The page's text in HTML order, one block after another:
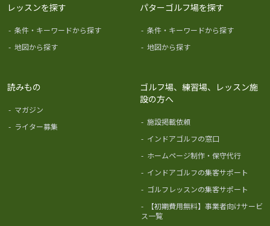
レッスンを探す
- 条件・キーワードから探す
- 地図から探す
パターゴルフ場を探す
- 条件・キーワードから探す
- 地図から探す
読みもの
- マガジン
- ライター募集
ゴルフ場、練習場、レッスン施
設の方へ
- 施設掲載依頼
- インドアゴルフの窓口
- ホームページ制作・保守代行
- インドアゴルフの集客サポート
- ゴルフレッスンの集客サポート
-
【初期費用無料】事業者向けサービ
ス一覧